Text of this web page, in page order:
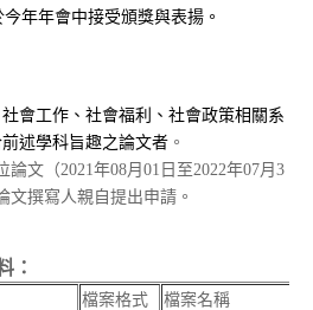
年年會中接受頒獎與表揚。
會工作、社會福利、社會政策相關系
述學科旨趣之論文者 。
論文（2021年08月 01 日至2022年07月 3
文撰寫人親自提出申請。
：
檔案格式 檔案名稱